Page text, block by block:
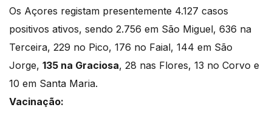
Os Açores registam presentemente 4.127 casos
positivos ativos, sendo 2.756 em São Miguel, 636 na
Terceira, 229 no Pico, 176 no Faial, 144 em São
Jorge, 135 na Graciosa, 28 nas Flores, 13 no Corvo e
10 em Santa Maria.
Vacinação: